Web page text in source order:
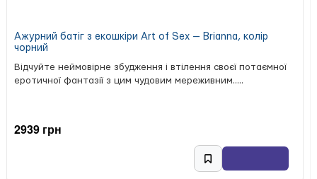
Ажурний батіг з екошкіри Art of Sex — Brianna, колір
чорний
Відчуйте неймовірне збудження і втілення своєї потаємної
еротичної фантазії з цим чудовим мереживним.....
2939 грн